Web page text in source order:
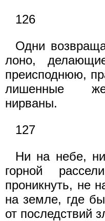
126
Одни
лоно,
преисподнюю,
лишенные
нирваны.
127
Ни на небе,
горной
проникнуть, не
на земле, где
от последствий